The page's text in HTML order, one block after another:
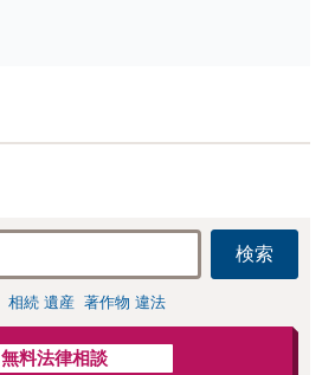
弟、親戚とのトラブル
沢駅30秒】
検索
相続 遺産 著作物 違法
無料法律相談